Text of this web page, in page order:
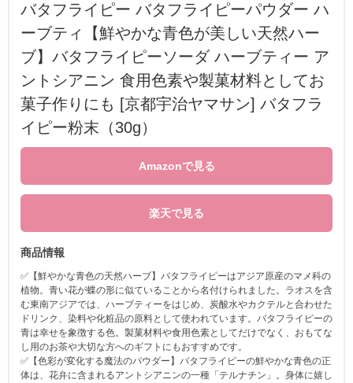
バタフライピー バタフライピーパウダー ハ
ーブティ【鮮やかな青色が美しい天然ハー
ブ】バタフライピーソーダ ハーブティー ア
ントシアニン 食用色素や製菓材料としてお
菓子作りにも [京都宇治ヤマサン] バタフラ
イピー粉末（30g）
Amazonで見る
楽天で見る
商品情報
✅【鮮やかな青色の天然ハーブ】バタフライピーはアジア原産のマメ科の
植物。青い花が蝶の形に似ていることから名付けられました。ラオスを含
む東南アジアでは、ハーブティーをはじめ、炭酸水やカクテルと合わせた
ドリンク、染料や化粧品の原料として使われています。バタフライピーの
青は幸せを象徴する色。製菓材料や食用色素としてだけでなく、おもてな
し用のお茶や大切な方へのギフトにもおすすめです。
✅【色彩が変化する魔法のパウダー】バタフライピーの鮮やかな青色の正
体は、花弁に含まれるアントシアニンの一種「テルナチン」。身体に嬉し